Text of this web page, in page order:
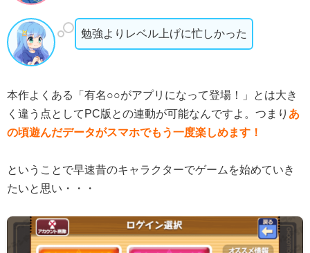
勉強よりレベル上げに忙しかった
本作よくある「有名○○がアプリになって登場！」とは大き
く違う点としてPC版との連動が可能なんですよ。つまり あ
の頃遊んだデータがスマホでもう一度楽しめます！
ということで早速昔のキャラクターでゲームを始めていき
たいと思い・・・